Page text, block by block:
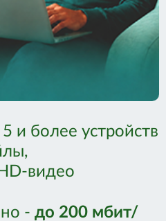
сетях:
с нами:
058-15-55
22-08-60
и более устройств
видео
- до 200 мбит/